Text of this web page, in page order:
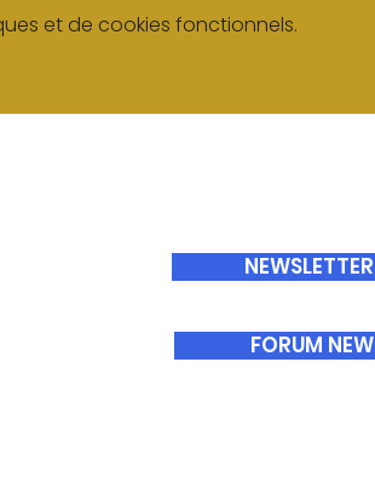
et de cookies fonctionnels.
NEWSLETTER
FORUM NEW